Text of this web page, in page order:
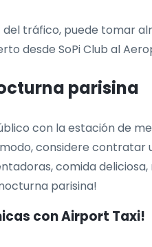
tráfico, puede tomar
desde SoPi Club al
parisina
con la estación de
considere contratar
comida
parisina!
con Airport Taxi!